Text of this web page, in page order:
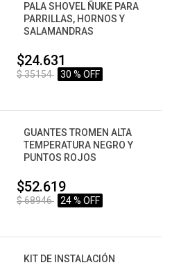
PALA SHOVEL ÑUKE PARA
PARRILLAS, HORNOS Y
SALAMANDRAS
$24.631
$ 35154 30 % OFF
GUANTES TROMEN ALTA
TEMPERATURA NEGRO Y
PUNTOS ROJOS
$52.619
$ 68946 24 % OFF
KIT DE INSTALACIÓN